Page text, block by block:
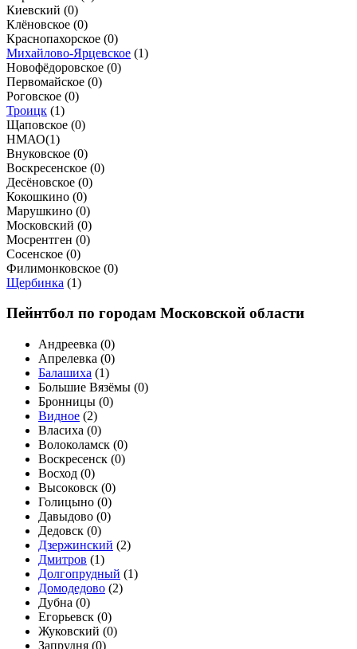
Киевский (0)
Клёновское (0)
Краснопахорское (0)
Михайлово-Ярцевское (1)
Новофёдоровское (0)
Первомайское (0)
Роговское (0)
Троицк (1)
Щаповское (0)
НМАО(1)
Внуковское (0)
Воскресенское (0)
Десёновское (0)
Кокошкино (0)
Марушкино (0)
Московский (0)
Мосрентген (0)
Сосенское (0)
Филимонковское (0)
Щербинка (1)
Пейнтбол по городам Московской области
Андреевка (0)
Апрелевка (0)
Балашиха (1)
Большие Вязёмы (0)
Бронницы (0)
Видное (2)
Власиха (0)
Волоколамск (0)
Воскресенск (0)
Восход (0)
Высоковск (0)
Голицыно (0)
Давыдово (0)
Дедовск (0)
Дзержинский (2)
Дмитров (1)
Долгопрудный (1)
Домодедово (2)
Дубна (0)
Егорьевск (0)
Жуковский (0)
Запрудня (0)